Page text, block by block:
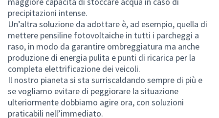
precipitazioni intense.
Un’altra soluzione da adottare è, ad esempio, quella di
mettere pensiline fotovoltaiche in tutti i parcheggi a
raso, in modo da garantire ombreggiatura ma anche
produzione di energia pulita e punti di ricarica per la
completa elettrificazione dei veicoli.
Il nostro pianeta si sta surriscaldando sempre di più e
se vogliamo evitare di peggiorare la situazione
ulteriormente dobbiamo agire ora, con soluzioni
praticabili nell’immediato.